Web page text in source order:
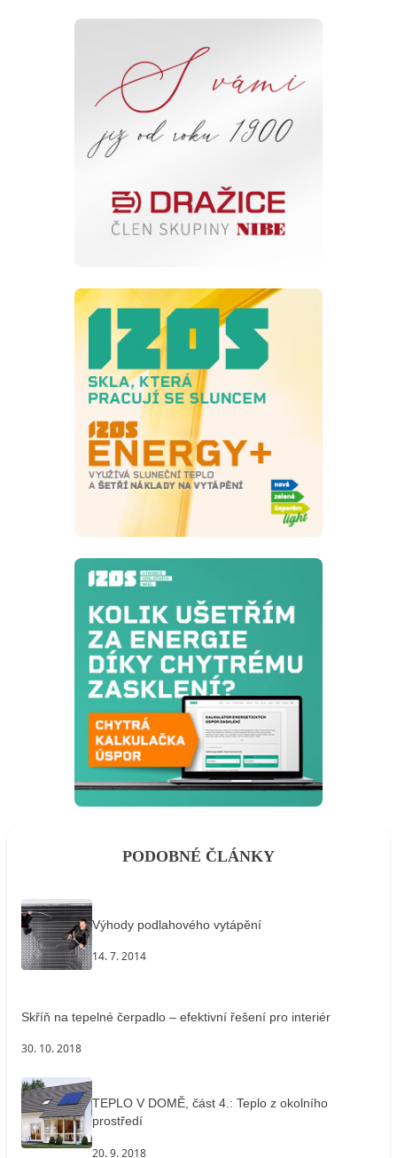
PODOBNÉ ČLÁNKY
Výhody podlahového vytápění
14. 7. 2014
Skříň na tepelné čerpadlo – efektivní řešení pro interiér
30. 10. 2018
TEPLO V DOMĚ, část 4.: Teplo z okolního
prostředí
20. 9. 2018